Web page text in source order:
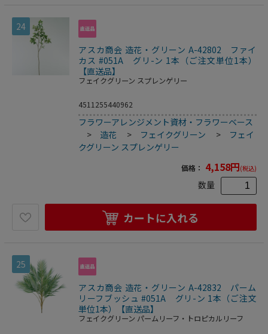
24
アスカ商会 造花・グリーン A-42802 ファイ
カス #051A グリ-ン 1本（ご注文単位1本）
【直送品】
フェイクグリーン スプレンゲリー
4511255440962
フラワーアレンジメント資材・フラワーベース
> 造花 > フェイクグリーン > フェイ
クグリーン スプレンゲリー
価格： 4,158円(税込)
数量
カートに入れる
25
アスカ商会 造花・グリーン A-42832 パーム
リーフブッシュ #051A グリ-ン 1本（ご注文
単位1本）【直送品】
フェイクグリーン パームリーフ・トロピカルリーフ